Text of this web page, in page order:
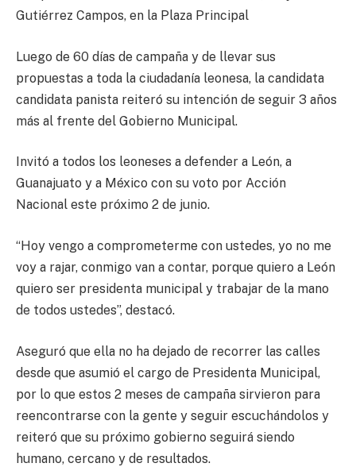
Gutiérrez Campos, en la Plaza Principal
Luego de 60 días de campaña y de llevar sus
propuestas a toda la ciudadanía leonesa, la candidata
candidata panista reiteró su intención de seguir 3 años
más al frente del Gobierno Municipal.
Invitó a todos los leoneses a defender a León, a
Guanajuato y a México con su voto por Acción
Nacional este próximo 2 de junio.
“Hoy vengo a comprometerme con ustedes, yo no me
voy a rajar, conmigo van a contar, porque quiero a León
quiero ser presidenta municipal y trabajar de la mano
de todos ustedes”, destacó.
Aseguró que ella no ha dejado de recorrer las calles
desde que asumió el cargo de Presidenta Municipal,
por lo que estos 2 meses de campaña sirvieron para
reencontrarse con la gente y seguir escuchándolos y
reiteró que su próximo gobierno seguirá siendo
humano, cercano y de resultados.